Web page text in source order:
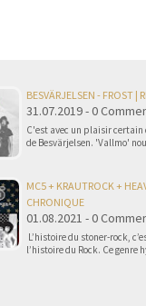
BESVÄRJELSEN - FROST |
31.07.2019 - 0
C'est avec un plaisir certain
de Besvärjelsen. 'Vallmo'
MC5 + KRAUTROCK +
CHRONIQUE
01.08.2021 - 0
L’histoire du stoner-rock,
l’histoire du Rock. Ce genre